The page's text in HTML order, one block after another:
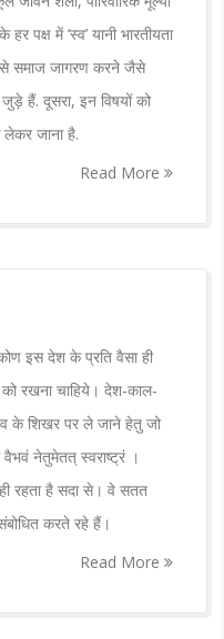
पक्ष में ‘स्व’ यानी भारतीयता
से समाज जागरण करने जैसे
हैं. दूसरा, इन विषयों को
जाना है.
Read More
इस देश के प्रति वैसा ही
रखना चाहिये। देश-काल-
के शिखर पर ले जाने हेतु जो
नेतुमेतत् स्वराष्ट्रं ।
रहता है सदा से। वे सतत
करते रहे हैं।
Read More